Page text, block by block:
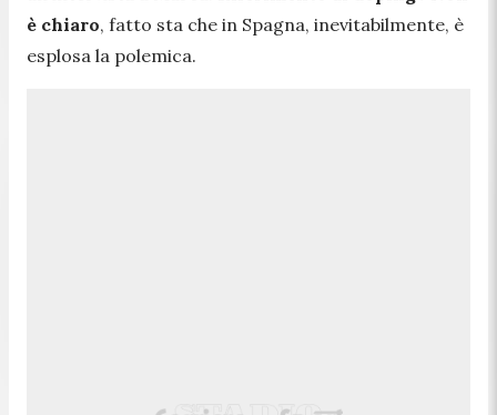
è chiaro, fatto sta che in Spagna, inevitabilmente, è
esplosa la polemica.